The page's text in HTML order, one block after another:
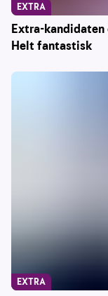
Extra-kandidaten
Helt fantastisk
EXTRA
EXTRA